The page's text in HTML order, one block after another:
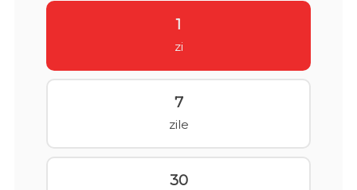
1
zi
7
zile
30